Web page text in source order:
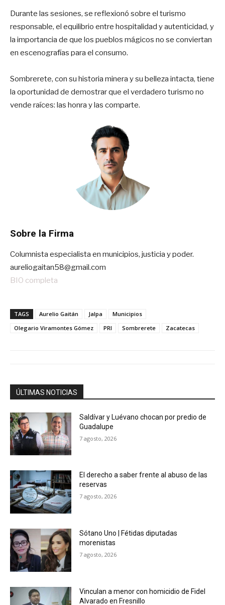
Durante las sesiones, se reflexionó sobre el turismo
responsable, el equilibrio entre hospitalidad y autenticidad, y
la importancia de que los pueblos mágicos no se conviertan
en escenografías para el consumo.
Sombrerete, con su historia minera y su belleza intacta, tiene
la oportunidad de demostrar que el verdadero turismo no
vende raíces: las honra y las comparte.
Sobre la Firma
Columnista especialista en municipios, justicia y poder.
aureliogaitan58@gmail.com
BIO completa
TAGS Aurelio Gaitán Jalpa
Municipios
Olegario Viramontes Gómez
PRI Sombrerete Zacatecas
ÚLTIMAS NOTICIAS
Saldívar y Luévano chocan por predio de
Guadalupe
7 agosto, 2026
El derecho a saber frente al abuso de las
reservas
7 agosto, 2026
Sótano Uno | Fétidas diputadas
morenistas
7 agosto, 2026
Vinculan a menor con homicidio de Fidel
Alvarado en Fresnillo